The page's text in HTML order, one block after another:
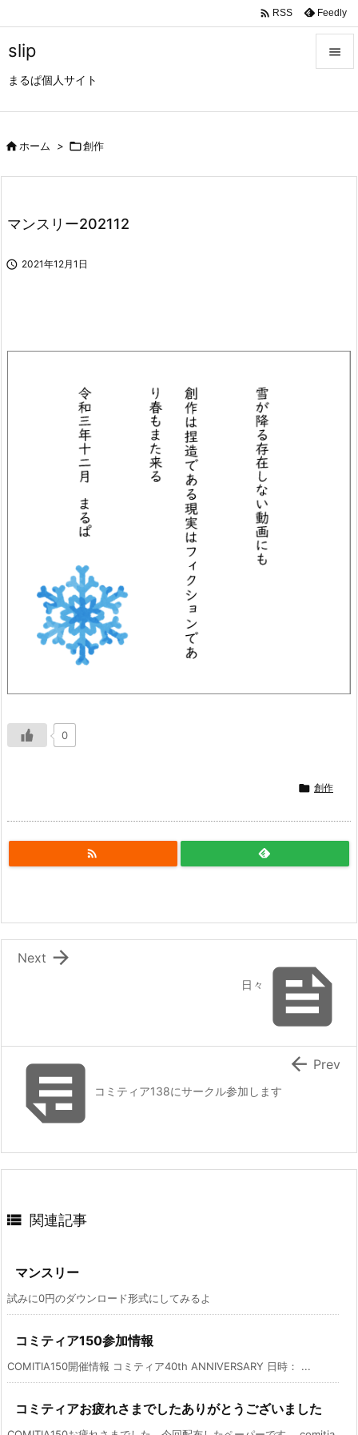
slip
まるぱ個人サイト

 RSS Feedly
ホーム > 創作
マンスリー202112
 2021年12月1日
0
 創作


日々

Next
 コミティア138にサークル参加します
 Prev
 関連記事
マンスリー
試みに0円のダウンロード形式にしてみるよ
コミティア150参加情報
COMITIA150開催情報 コミティア40th ANNIVERSARY 日時： ...
コミティアお疲れさまでしたありがとうございました